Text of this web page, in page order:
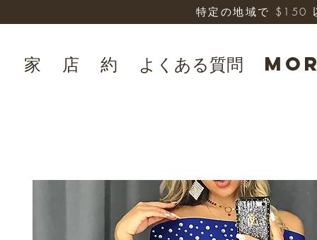
家 店 約 よくある質問
特定の地域で $150